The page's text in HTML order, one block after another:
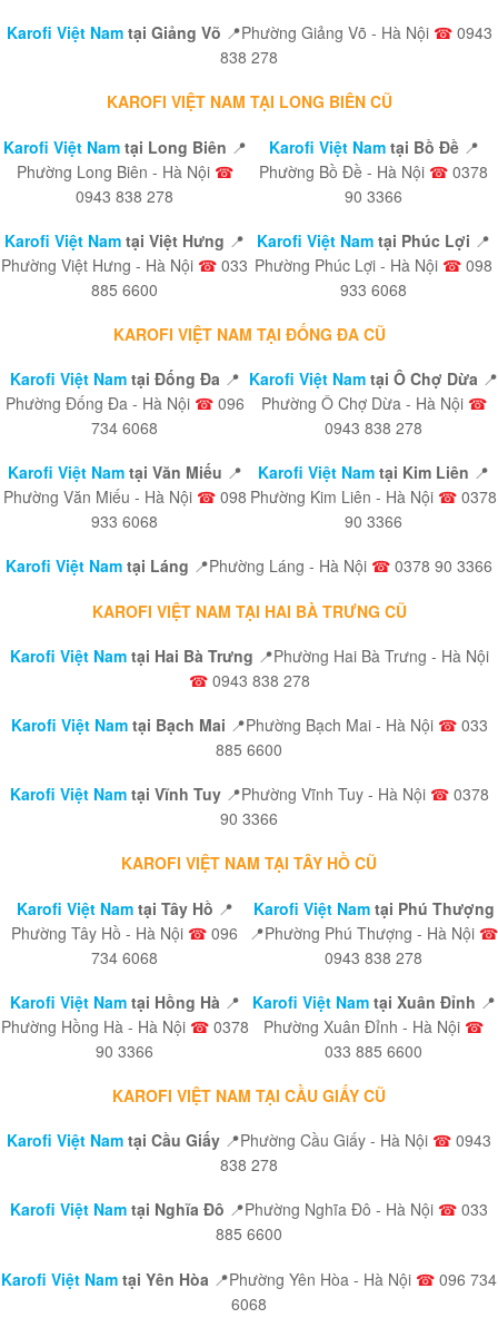
Karofi Việt Namtại Giảng Võ 📍Phường Giảng Võ - Hà Nội ☎0943
838 278
KAROFI VIỆT NAM TẠI LONG BIÊN CŨ
Karofi Việt Namtại Long Biên 📍
Phường Long Biên - Hà Nội ☎
0943 838 278
Karofi Việt Namtại Bồ Đề 📍
Phường Bồ Đề - Hà Nội ☎ 0378
90 3366
Karofi Việt Nam tại Việt Hưng 📍
Phường Việt Hưng - Hà Nội ☎ 033
885 6600
Karofi Việt Nam tại Phúc Lợi 📍
Phường Phúc Lợi - Hà Nội ☎ 098
933 6068
KAROFI VIỆT NAM TẠI ĐỐNG ĐA CŨ
Karofi Việt Namtại Đống Đa 📍
Phường Đống Đa - Hà Nội ☎096
734 6068
Karofi Việt Nam tại Ô Chợ Dừa 📍
Phường Ô Chợ Dừa - Hà Nội ☎
0943 838 278
Karofi Việt Namtại Văn Miếu 📍
Phường Văn Miếu - Hà Nội ☎098
933 6068
Karofi Việt Nam tại Kim Liên 📍
Phường Kim Liên - Hà Nội ☎ 0378
90 3366
Karofi Việt Nam tại Láng 📍Phường Láng - Hà Nội ☎ 0378 90 3366
KAROFI VIỆT NAM TẠI HAI BÀ TRƯNG CŨ
Karofi Việt Namtại Hai Bà Trưng 📍Phường Hai Bà Trưng - Hà Nội
☎0943 838 278
Karofi Việt Namtại Bạch Mai 📍Phường Bạch Mai - Hà Nội ☎033
885 6600
Karofi Việt Namtại Vĩnh Tuy 📍Phường Vĩnh Tuy - Hà Nội ☎0378
90 3366
KAROFI VIỆT NAM TẠI TÂY HỒ CŨ
Karofi Việt Namtại Tây Hồ 📍
Phường Tây Hồ - Hà Nội ☎ 096
734 6068
Karofi Việt Namtại Phú Thượng
📍Phường Phú Thượng - Hà Nội ☎
0943 838 278
Karofi Việt Namtại Hồng Hà 📍
Phường Hồng Hà - Hà Nội ☎0378
90 3366
Karofi Việt Namtại Xuân Đỉnh 📍
Phường Xuân Đỉnh - Hà Nội ☎
033 885 6600
KAROFI VIỆT NAM TẠI CẦU GIẤY CŨ
Karofi Việt Nam tại Cầu Giấy 📍Phường Cầu Giấy - Hà Nội ☎ 0943
838 278
Karofi Việt Nam tại Nghĩa Đô 📍Phường Nghĩa Đô - Hà Nội ☎ 033
885 6600
Karofi Việt Nam tại Yên Hòa 📍Phường Yên Hòa - Hà Nội ☎ 096 734
6068